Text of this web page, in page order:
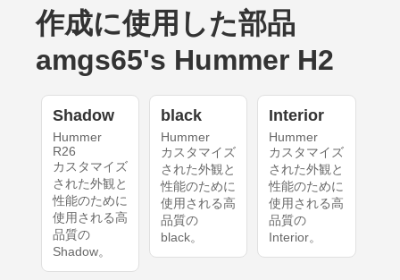
作成に使用した部品
amgs65's Hummer H2
Shadow
Hummer
R26
カスタマイズ
された外観と
性能のために
使用される高
品質の
Shadow。
black
Hummer
カスタマイズ
された外観と
性能のために
使用される高
品質の
black。
Interior
Hummer
カスタマイズ
された外観と
性能のために
使用される高
品質の
Interior。